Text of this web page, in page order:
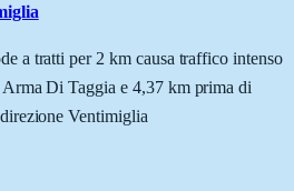
a tratti per 2 km causa traffico intenso
Di Taggia e 4,37 km prima di
Ventimiglia